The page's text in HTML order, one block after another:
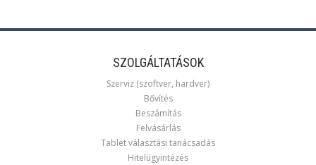
SZOLGÁLTATÁSOK
Szerviz (szoftver, hardver)
Bővítés
Beszámítás
Felvásárlás
Tablet választási tanácsadás
Hitelügyintézés